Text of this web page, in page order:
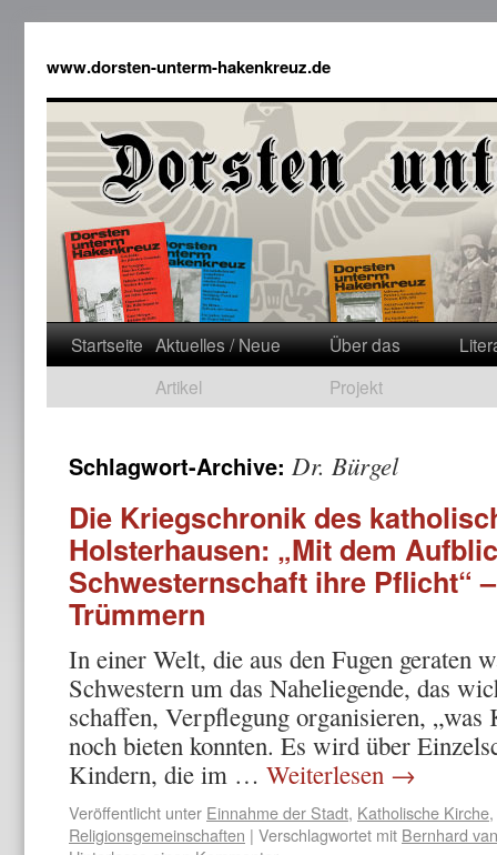
www.dorsten-unterm-hakenkreuz.de
Startseite Aktuelles / Neue
Artikel
Über das
Projekt
Schlagwort-Archive: Dr. Bürgel
Die Kriegschronik des
Holsterhausen: „Mit dem
Schwesternschaft ihre Pflicht“
Trümmern
In einer Welt, die aus den Fugen geraten
Schwestern um das Naheliegende, das
schaffen, Verpflegung organisie­ren, „was
noch bieten konnten. Es wird über
Kindern, die im … Weiterlesen →
Veröffentlicht unter Einnahme der Stadt, Katholische Kirche,
Religionsgemeinschaften | Verschlagwortet mit Bernhard